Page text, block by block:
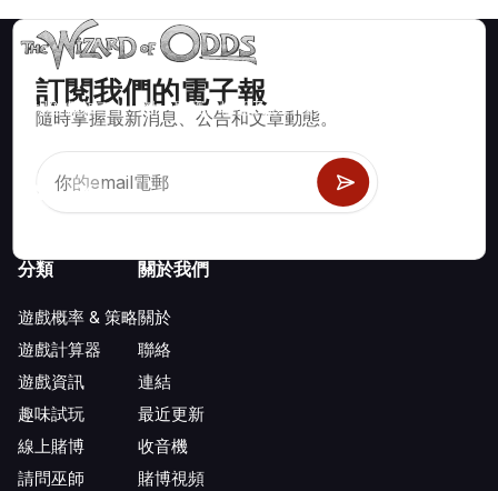
訂閱我們的電子報
隨時掌握最新消息、公告和文章動態。
賭場遊戲如二十一點、骰寶、輪盤及數百種其他可玩遊戲的數學
正確策略與資訊。
分類
遊戲概率 & 策略
遊戲計算器
遊戲資訊
趣味試玩
線上賭博
請問巫師
關於我們
關於
聯絡
連結
最近更新
收音機
賭博視頻